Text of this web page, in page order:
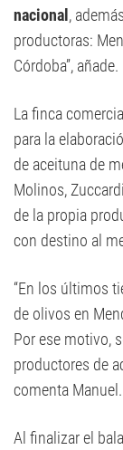
nacional,
productoras:
Córdoba”, añade.
La finca
para la
de aceituna de
Molinos,
de la propia
con destino al
“En los últimos
de olivos en
Por ese motivo,
productores de
comenta Manuel.
Al finalizar el